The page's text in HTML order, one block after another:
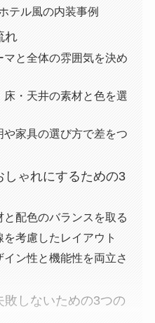
テル風の内装事例
れ
マと全体の雰囲気を決め
床・天井の素材と色を選
や家具の選び方で差をつ
ゃれにするための3
と配色のバランスを取る
考慮したレイアウト
ン性と機能性を両立さ
しないための3つの